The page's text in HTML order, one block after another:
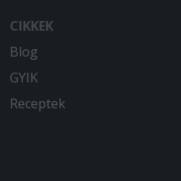
CIKKEK
Blog
GYIK
Receptek